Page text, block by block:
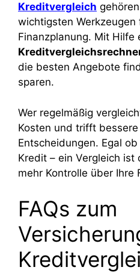
Kreditvergleich
wichtigsten Werkzeugen
Finanzplanung. Mit Hilfe
die besten Angebote
sparen.
Wer regelmäßig
Kosten und trifft
Entscheidungen. Egal
Kredit – ein Vergleich ist
mehr Kontrolle über Ihre
FAQs zum